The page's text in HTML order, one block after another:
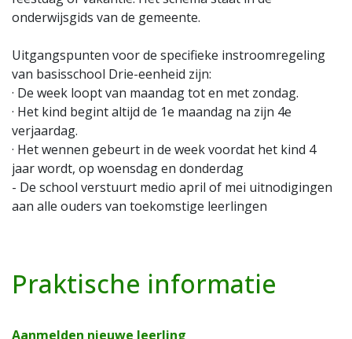
onderwijsgids van de gemeente.
Uitgangspunten voor de specifieke instroomregeling
van basisschool Drie-eenheid zijn:
· De week loopt van maandag tot en met zondag.
· Het kind begint altijd de 1e maandag na zijn 4e
verjaardag.
· Het wennen gebeurt in de week voordat het kind 4
jaar wordt, op woensdag en donderdag
- De school verstuurt medio april of mei uitnodigingen
aan alle ouders van toekomstige leerlingen
Praktische informatie
Aanmelden nieuwe leerling